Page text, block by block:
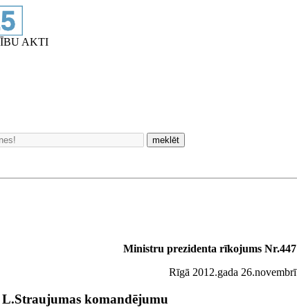
AKTI
meklēt
Ministru prezidenta rīkojums Nr.447
Rīgā 2012.gada 26.novembrī
komandējumu